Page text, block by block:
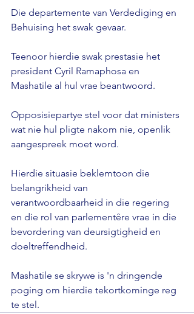
Die departemente van Verdediging en
Behuising het swak gevaar.
Teenoor hierdie swak prestasie het
president Cyril Ramaphosa en
Mashatile al hul vrae beantwoord.
Opposisiepartye stel voor dat ministers
wat nie hul pligte nakom nie, openlik
aangespreek moet word.
Hierdie situasie beklemtoon die
belangrikheid van
verantwoordbaarheid in die regering
en die rol van parlementêre vrae in die
bevordering van deursigtigheid en
doeltreffendheid.
Mashatile se skrywe is 'n dringende
poging om hierdie tekortkominge reg
te stel.